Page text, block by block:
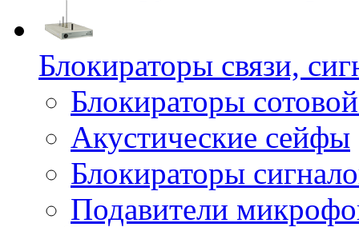
Блокираторы связи,
Блокираторы
Акустические сейфы
Блокираторы
Подавители